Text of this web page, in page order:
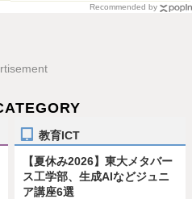
Recommended by
教育ICT
【夏休み2026】東大メタバー
ス工学部、生成AIなどジュニ
ア講座6選